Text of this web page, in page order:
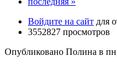
Войдите на сайт для
3552827 просмотров
Опубликовано Полина в